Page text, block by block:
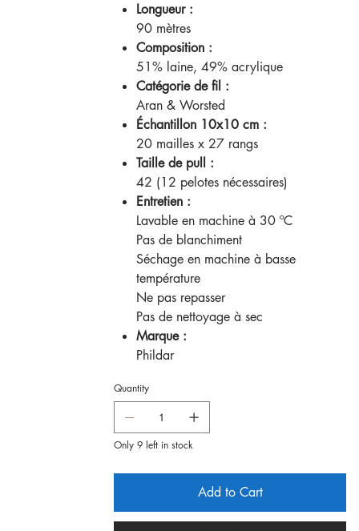
Longueur :
90 mètres
Composition :
51% laine, 49% acrylique
Catégorie de fil :
Aran & Worsted
Échantillon 10x10 cm :
20 mailles x 27 rangs
Taille de pull :
42 (12 pelotes nécessaires)
Entretien :
Lavable en machine à 30 ºC
Pas de blanchiment
Séchage en machine à basse
température
Ne pas repasser
Pas de nettoyage à sec
Marque :
Phildar
Quantity
Only 9 left in stock
Add to Cart